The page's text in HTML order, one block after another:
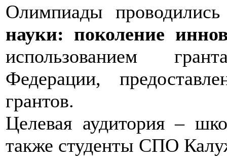
Олимпиады
науки: поколение
использованием
Федерации,
грантов.
Целевая аудитория –
также студенты СПО